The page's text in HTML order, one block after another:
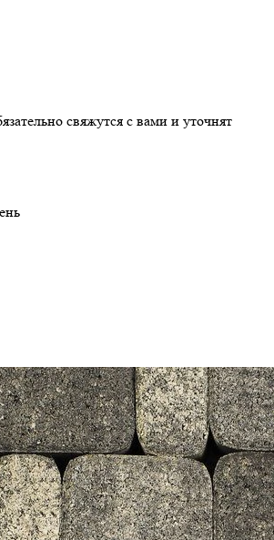
свяжутся с вами и уточнят